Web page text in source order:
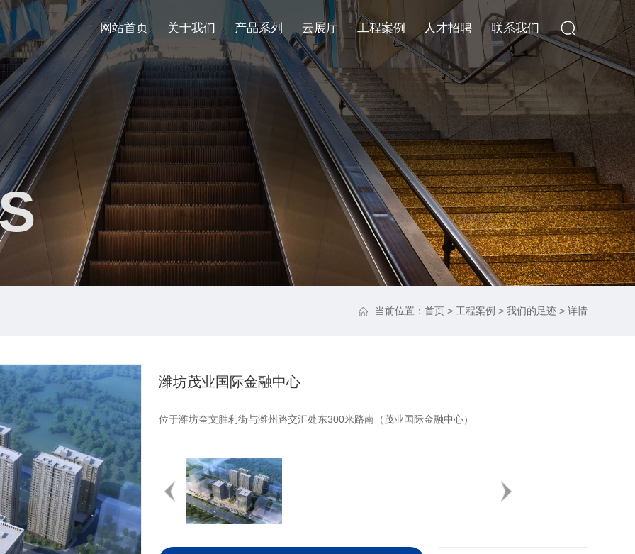
网站首页 关于我们 产品系列 云展厅 工程案例 人才招聘 联系我们
当前位置： 首页> 工程案例 > 我们的足迹> 详情
潍坊茂业国际金融中心
位于潍坊奎文胜利街与潍州路交汇处东300米路南（茂业国际金融中心）